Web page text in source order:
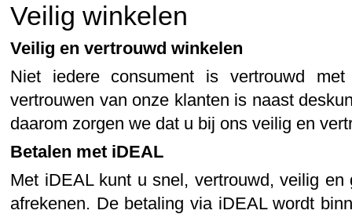
Veilig winkelen
Veilig en vertrouwd winkelen
Niet iedere consument is vertrouwd
vertrouwen van onze klanten is naast
daarom zorgen we dat u bij ons veilig en
Betalen met iDEAL
Met iDEAL kunt u snel, vertrouwd, veilig
afrekenen. De betaling via iDEAL wordt